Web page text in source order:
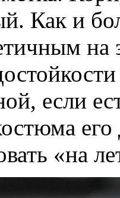
Как и
если
«на